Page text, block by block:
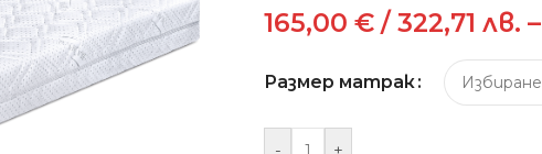
165,00 € / 322,71 лв. –
Размер матрак